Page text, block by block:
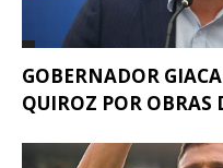
GOBERNADOR
QUIROZ POR OBRAS